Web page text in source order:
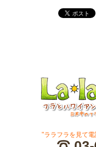
"ララフラを見て電